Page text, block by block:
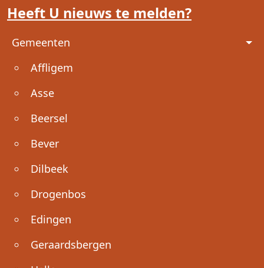
Heeft U nieuws te melden?
Voet
Gemeenten
Affligem
Asse
Beersel
Bever
Dilbeek
Drogenbos
Edingen
Geraardsbergen